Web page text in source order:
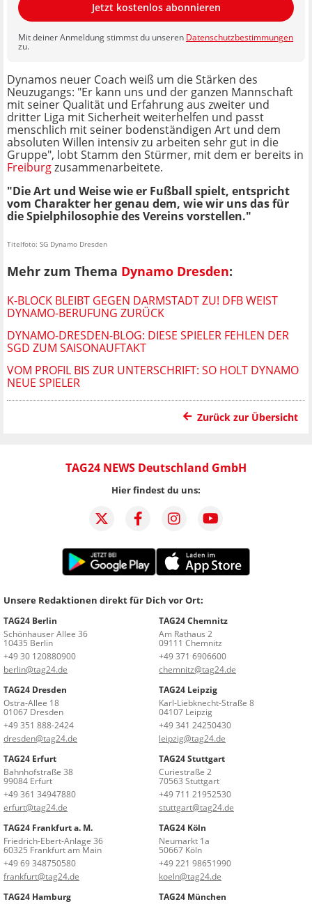
Jetzt kostenlos abonnieren
Mit deiner Anmeldung stimmst du unseren Datenschutzbestimmungen
zu.
Dynamos neuer Coach weiß um die Stärken des
Neuzugangs: "Er kann uns und der ganzen Mannschaft
mit seiner Qualität und Erfahrung aus zweiter und
dritter Liga mit Sicherheit weiterhelfen und passt
menschlich mit seiner bodenständigen Art und dem
absoluten Willen intensiv zu arbeiten sehr gut in die
Gruppe", lobt Stamm den Stürmer, mit dem er bereits in
Freiburgzusammenarbeitete.
"Die Art und Weise wie er Fußball spielt, entspricht
vom Charakter her genau dem, wie wir uns das für
die Spielphilosophie des Vereins vorstellen."
Titelfoto: SG Dynamo Dresden
Mehr zum Thema Dynamo Dresden:
K-BLOCK BLEIBT GEGEN DARMSTADT ZU! DFB WEIST
DYNAMO-BERUFUNG ZURÜCK
DYNAMO-DRESDEN-BLOG: DIESE SPIELER FEHLEN DER
SGD ZUM SAISONAUFTAKT
VOM PROFIL BIS ZUR UNTERSCHRIFT: SO HOLT DYNAMO
NEUE SPIELER
Zurück zur Übersicht
TAG24 NEWS Deutschland GmbH
Hier findest du uns:
Unsere Redaktionen direkt für Dich vor Ort:
TAG24 Berlin
Schönhauser Allee 36
10435 Berlin
+49 30 120880900
berlin@tag24.de
TAG24 Chemnitz
Am Rathaus 2
09111 Chemnitz
+49 371 6906600
chemnitz@tag24.de
TAG24 Dresden
Ostra-Allee 18
01067 Dresden
+49 351 888-2424
dresden@tag24.de
TAG24 Leipzig
Karl-Liebknecht-Straße 8
04107 Leipzig
+49 341 24250430
leipzig@tag24.de
TAG24 Erfurt
Bahnhofstraße 38
99084 Erfurt
+49 361 34947880
erfurt@tag24.de
TAG24 Stuttgart
Curiestraße 2
70563 Stuttgart
+49 711 21952530
stuttgart@tag24.de
TAG24 Frankfurt a. M.
Friedrich-Ebert-Anlage 36
60325 Frankfurt am Main
+49 69 348750580
frankfurt@tag24.de
TAG24 Köln
Neumarkt 1a
50667 Köln
+49 221 98651990
koeln@tag24.de
TAG24 Hamburg
TAG24 München